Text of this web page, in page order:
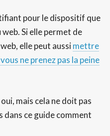
pour le dispositif que
Si elle permet de
elle peut aussimettre
ne prenez pas la peine
mais cela ne doit pas
dans ce guide comment